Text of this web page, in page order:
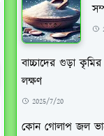
বাচ্চাদের গুড়া
লক্ষণ
2025/7/20
কোন গোলাপ জল